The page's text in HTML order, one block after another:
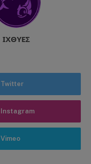
ΙΧΘΎΕΣ
Twitter
Instagram
Vimeo